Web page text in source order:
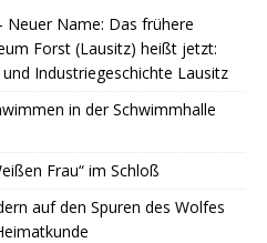
Neuer Name: Das frühere
Forst (Lausitz) heißt jetzt:
Industriegeschichte Lausitz
in der Schwimmhalle
Frau“ im Schloß
auf den Spuren des Wolfes